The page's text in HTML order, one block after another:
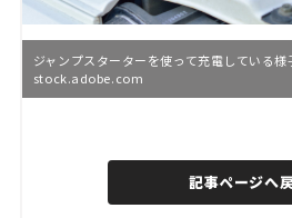
ジャンプスターターを使って充電している
stock.adobe.com
e
d
記事ページへ